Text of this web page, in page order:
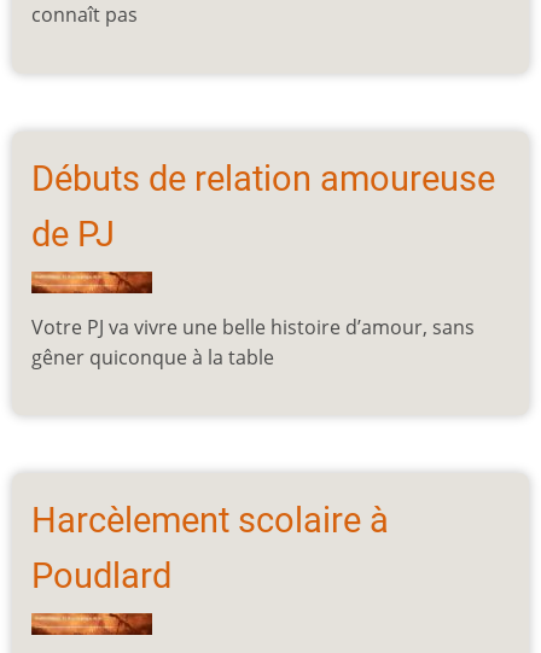
connaît pas
Débuts de relation amoureuse
de PJ
Votre PJ va vivre une belle histoire d’amour, sans
gêner quiconque à la table
Harcèlement scolaire à
Poudlard